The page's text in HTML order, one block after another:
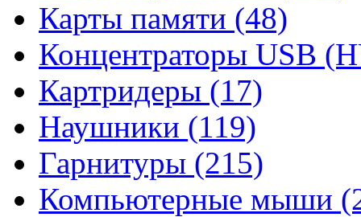
Карты памяти (48)
Концентраторы USB
Картридеры (17)
Наушники (119)
Гарнитуры (215)
Компьютерные мыши